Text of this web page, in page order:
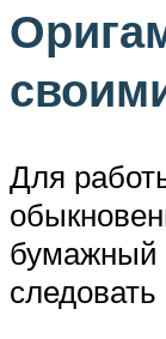
Для
бумажный
следовать